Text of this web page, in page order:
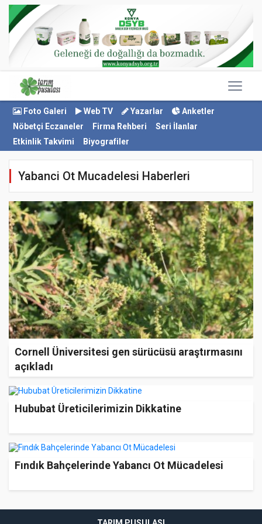
Foto Galeri Web TV Yazarlar
Anketler
Nöbetçi Eczaneler
Firma Rehberi
Seri İlanlar
Etkinlik Takvimi
Biyografiler
Yabanci Ot Mucadelesi Haberleri
Cornell Üniversitesi gen sürücüsü araştırmasını
açıkladı
Hububat Üreticilerimizin Dikkatine
Fındık Bahçelerinde Yabancı Ot Mücadelesi